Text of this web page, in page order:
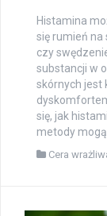
Histamina
się rumień na
czy
substancji w
skórnych jest
się, jak
metody mogą
Cera